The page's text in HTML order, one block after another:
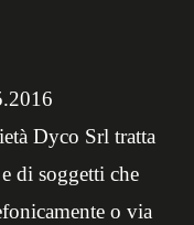
Dyco Srl tratta
di soggetti che
o via